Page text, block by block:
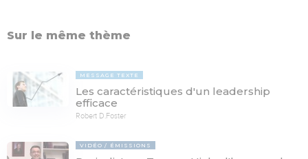
Sur le même thème
MESSAGE TEXTE
Les caractéristiques d'un leadership
efficace
Robert D.Foster
VIDÉO ÉMISSIONS